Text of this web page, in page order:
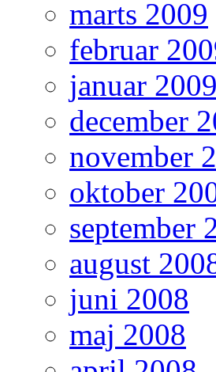
marts 2009
februar
januar 2009
december
november
oktober
september
august
juni 2008
maj 2008